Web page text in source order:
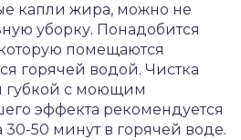
капли жира, можно не
уборку. Понадобится
помещаются
горячей водой. Чистка
губкой с моющим
эффекта рекомендуется
30-50 минут в горячей воде.